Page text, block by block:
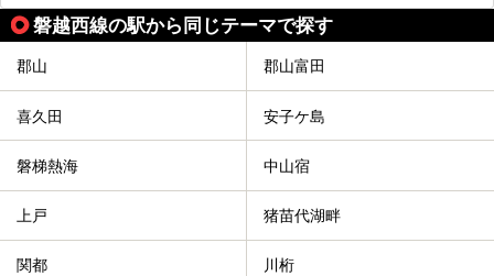
ピックアップして紹介します。
※2021/07/21時点の情報です。
磐越西線の駅から同じテーマで探す
郡山 郡山富田
喜久田 安子ケ島
磐梯熱海 中山宿
上戸 猪苗代湖畔
関都 川桁